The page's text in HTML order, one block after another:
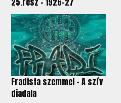
Fradista szemmel - A szív
diadala